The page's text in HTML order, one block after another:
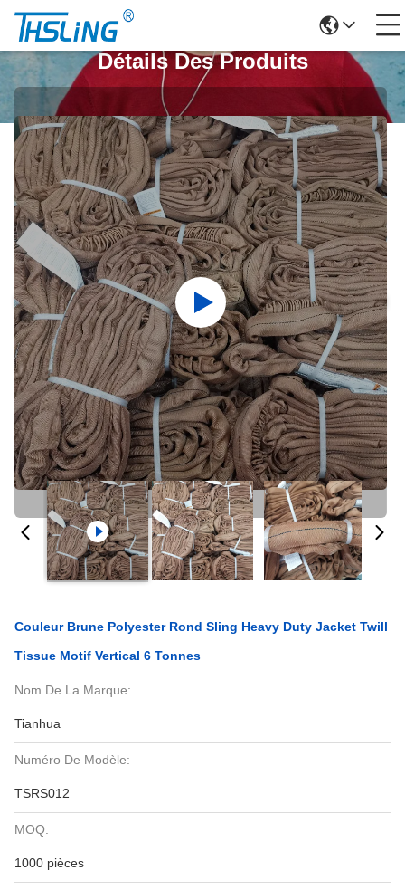
Détails Des Produits
Couleur Brune Polyester Rond Sling Heavy Duty Jacket Twill
Tissue Motif Vertical 6 Tonnes
Nom De La Marque:
Tianhua
Numéro De Modèle:
TSRS012
MOQ:
1000 pièces